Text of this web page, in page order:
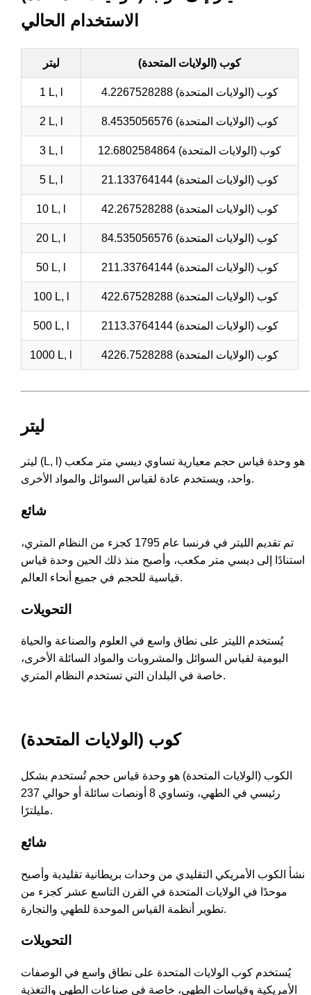
الاستخدام الحالي
ليتر كوب (الولايات المتحدة)
1 L, l 4.2267528288 كوب (الولايات المتحدة)
2 L, l 8.4535056576 كوب (الولايات المتحدة)
3 L, l 12.6802584864 كوب (الولايات المتحدة)
5 L, l 21.133764144 كوب (الولايات المتحدة)
10 L, l 42.267528288 كوب (الولايات المتحدة)
20 L, l 84.535056576 كوب (الولايات المتحدة)
50 L, l 211.33764144 كوب (الولايات المتحدة)
100 L, l 422.67528288 كوب (الولايات المتحدة)
500 L, l 2113.3764144 كوب (الولايات المتحدة)
1000 L, l 4226.7528288 كوب (الولايات المتحدة)
ليتر
ليتر (L, l) هو وحدة قياس حجم معيارية تساوي ديسي متر مكعب
واحد، ويستخدم عادة لقياس السوائل والمواد الأخرى.
شائع
تم تقديم الليتر في فرنسا عام 1795 كجزء من النظام المتري،
استنادًا إلى ديسي متر مكعب، وأصبح منذ ذلك الحين وحدة قياس
قياسية للحجم في جميع أنحاء العالم.
التحويلات
يُستخدم الليتر على نطاق واسع في العلوم والصناعة والحياة
اليومية لقياس السوائل والمشروبات والمواد السائلة الأخرى،
خاصة في البلدان التي تستخدم النظام المتري.
كوب (الولايات المتحدة)
الكوب (الولايات المتحدة) هو وحدة قياس حجم تُستخدم بشكل
رئيسي في الطهي، وتساوي 8 أونصات سائلة أو حوالي 237
مليلترًا.
شائع
نشأ الكوب الأمريكي التقليدي من وحدات بريطانية تقليدية وأصبح
موحدًا في الولايات المتحدة في القرن التاسع عشر كجزء من
تطوير أنظمة القياس الموحدة للطهي والتجارة.
التحويلات
يُستخدم كوب الولايات المتحدة على نطاق واسع في الوصفات
الأمريكية وقياسات الطهي، خاصة في صناعات الطهي والتغذية